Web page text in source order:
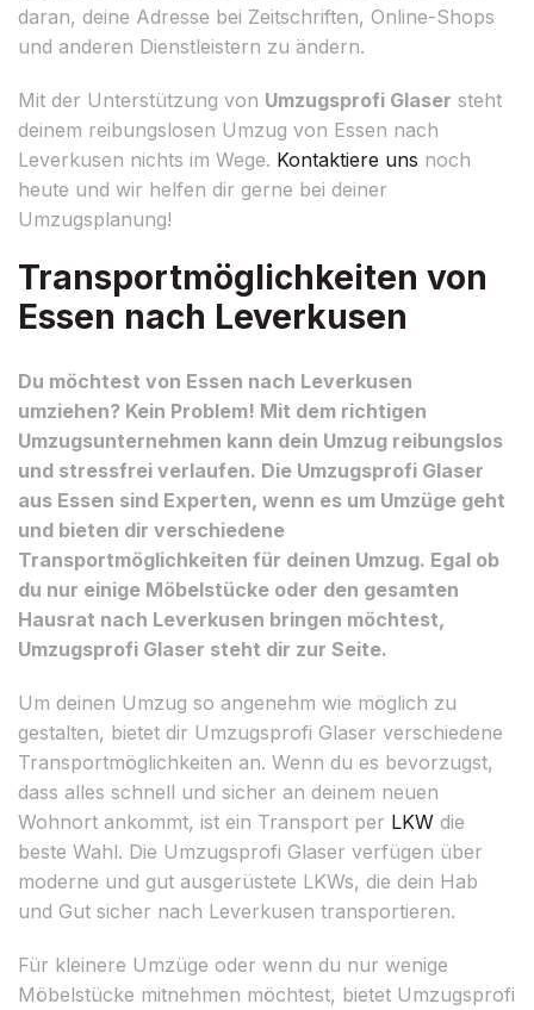
daran, deine Adresse bei Zeitschriften, Online-Shops
und anderen Dienstleistern zu ändern.
Mit der Unterstützung von Umzugsprofi Glaser steht
deinem reibungslosen Umzug von Essen nach
Leverkusen nichts im Wege. Kontaktiere uns noch
heute und wir helfen dir gerne bei deiner
Umzugsplanung!
Transportmöglichkeiten von
Essen nach Leverkusen
Du möchtest von Essen nach Leverkusen
umziehen? Kein Problem! Mit dem richtigen
Umzugsunternehmen kann dein Umzug reibungslos
und stressfrei verlaufen. Die Umzugsprofi Glaser
aus Essen sind Experten, wenn es um Umzüge geht
und bieten dir verschiedene
Transportmöglichkeiten für deinen Umzug. Egal ob
du nur einige Möbelstücke oder den gesamten
Hausrat nach Leverkusen bringen möchtest,
Umzugsprofi Glaser steht dir zur Seite.
Um deinen Umzug so angenehm wie möglich zu
gestalten, bietet dir Umzugsprofi Glaser verschiedene
Transportmöglichkeiten an. Wenn du es bevorzugst,
dass alles schnell und sicher an deinem neuen
Wohnort ankommt, ist ein Transport per LKW die
beste Wahl. Die Umzugsprofi Glaser verfügen über
moderne und gut ausgerüstete LKWs, die dein Hab
und Gut sicher nach Leverkusen transportieren.
Für kleinere Umzüge oder wenn du nur wenige
Möbelstücke mitnehmen möchtest, bietet Umzugsprofi